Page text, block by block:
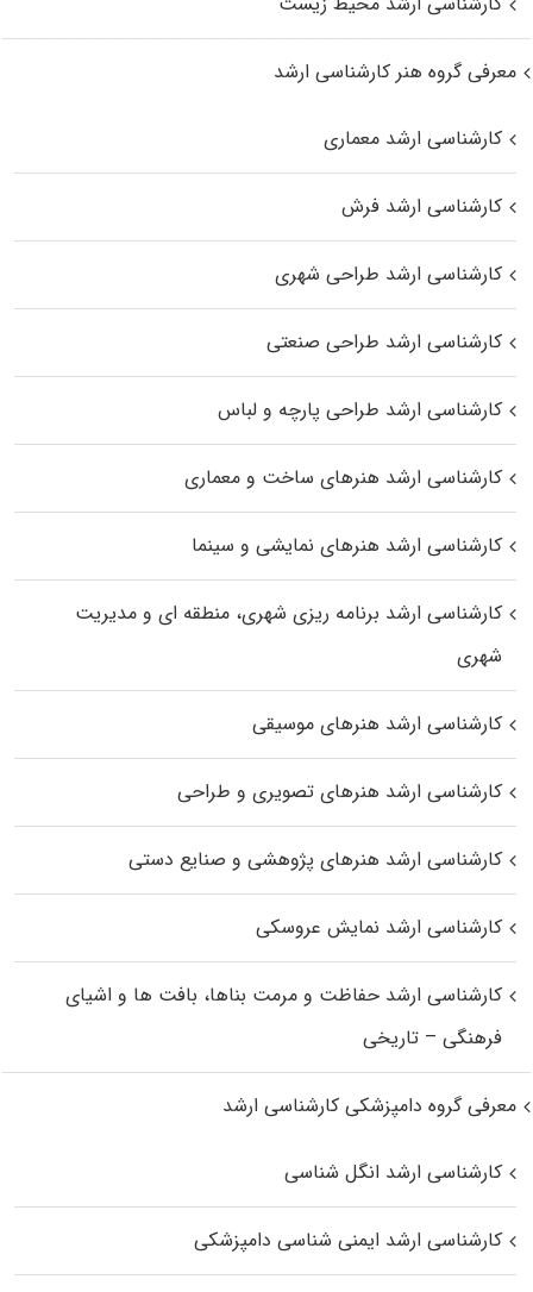
معرفی گروه هنر کارشناسی ارشد
کارشناسی ارشد معماری
کارشناسی ارشد فرش
کارشناسی ارشد طراحی شهری
کارشناسی ارشد طراحی صنعتی
کارشناسی ارشد طراحی پارچه و لباس
کارشناسی ارشد هنرهای ساخت و معماری
کارشناسی ارشد هنرهای نمایشی و سینما
کارشناسی ارشد برنامه ریزی شهری، منطقه‌ ای و مدیریت
شهری
کارشناسی ارشد هنرهای موسیقی
کارشناسی ارشد هنرهای تصویری و طراحی
کارشناسی ارشد هنرهای پژوهشی و صنایع دستی
کارشناسی ارشد نمایش عروسکی
کارشناسی ارشد حفاظت و مرمت بناها، بافت‌ ها و اشیای
فرهنگی – تاریخی
معرفی گروه دامپزشکی کارشناسی ارشد
کارشناسی ارشد انگل شناسی
کارشناسی ارشد ایمنی‌ شناسی دامپزشکی